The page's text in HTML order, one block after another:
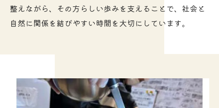
整えながら、その方らしい歩みを支えることで、社会と
自然に関係を結びやすい時間を大切にしています。